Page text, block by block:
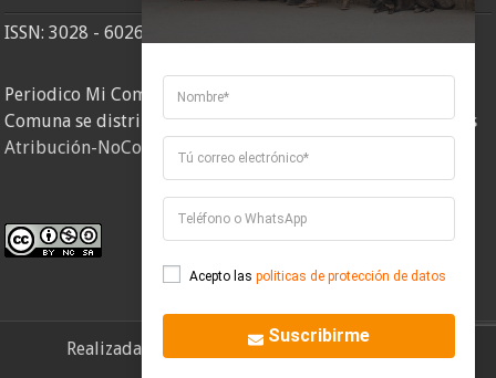
ISSN: 3028 - 6026
Periodico Mi Comuna 2, elaborado por Corporación Mi
Comuna se distribuye bajo unaLicencia Creative Commons
Atribución-NoComercial-CompartirIgual 4.0 Internacional
Realizada por Corporación Mi Comuna
Acepto las politicas de protección de datos
Suscribirme